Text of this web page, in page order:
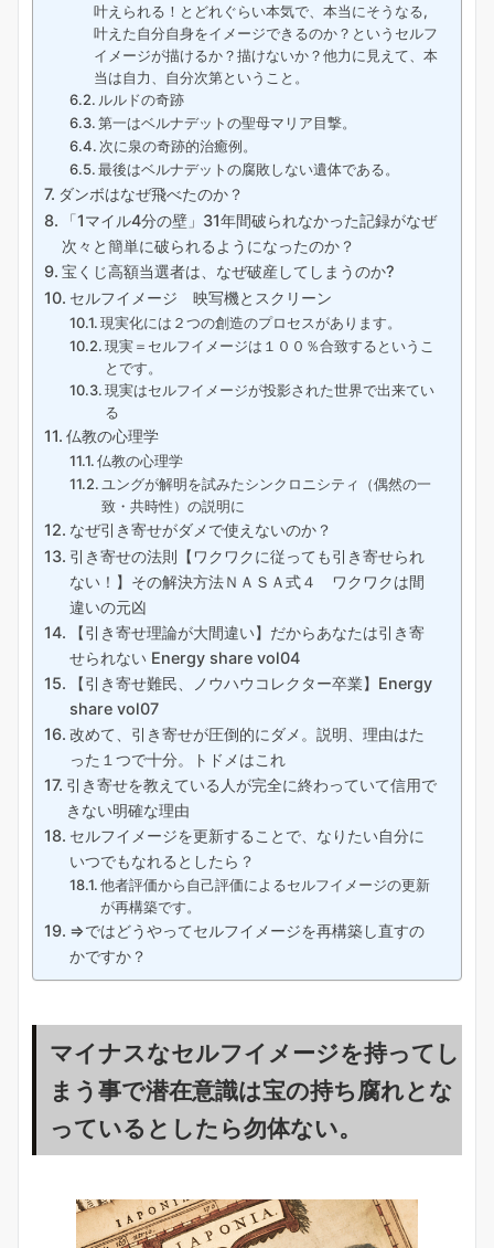
叶えられる！とどれぐらい本気で、本当にそうなる,
叶えた自分自身をイメージできるのか？というセルフ
イメージが描けるか？描けないか？他力に見えて、本
当は自力、自分次第ということ。
ルルドの奇跡
第一はベルナデットの聖母マリア目撃。
次に泉の奇跡的治癒例。
最後はベルナデットの腐敗しない遺体である。
ダンボはなぜ飛べたのか？
「1マイル4分の壁」31年間破られなかった記録がなぜ
次々と簡単に破られるようになったのか？
宝くじ高額当選者は、なぜ破産してしまうのか?
セルフイメージ 映写機とスクリーン
現実化には２つの創造のプロセスがあります。
現実＝セルフイメージは１００％合致するというこ
とです。
現実はセルフイメージが投影された世界で出来てい
る
仏教の心理学
仏教の心理学
ユングが解明を試みたシンクロニシティ（偶然の一
致・共時性）の説明に
なぜ引き寄せがダメで使えないのか？
引き寄せの法則【ワクワクに従っても引き寄せられ
ない！】その解決方法ＮＡＳＡ式４ ワクワクは間
違いの元凶
【引き寄せ理論が大間違い】だからあなたは引き寄
せられない Energy share vol04
【引き寄せ難民、ノウハウコレクター卒業】Energy
share vol07
改めて、引き寄せが圧倒的にダメ。説明、理由はた
った１つで十分。トドメはこれ
引き寄せを教えている人が完全に終わっていて信用で
きない明確な理由
セルフイメージを更新することで、なりたい自分に
いつでもなれるとしたら？
他者評価から自己評価によるセルフイメージの更新
が再構築です。
⇒ではどうやってセルフイメージを再構築し直すの
かですか？
マイナスなセルフイメージを持ってし
まう事で潜在意識は宝の持ち腐れとな
っているとしたら勿体ない。